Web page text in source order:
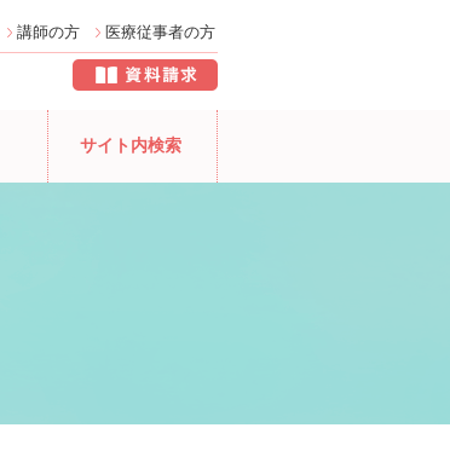
講師の方 医療従事者の方
サイト内検索